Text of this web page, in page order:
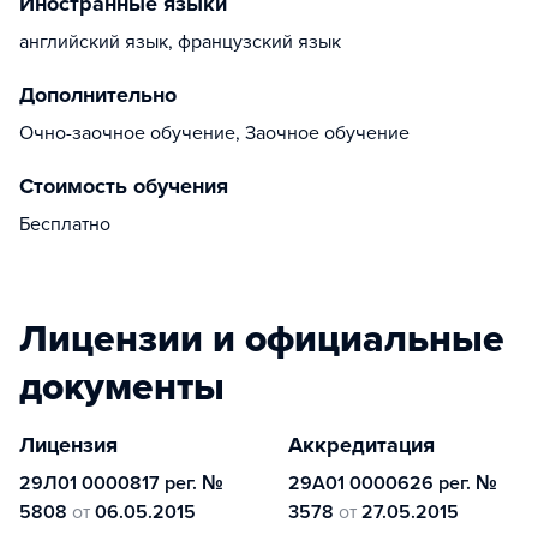
английский язык, французский язык
Дополнительно
Очно-заочное обучение, Заочное обучение
Стоимость обучения
Бесплатно
Лицензии и официальные
документы
Лицензия
29Л01 0000817 рег. №
5808 от 06.05.2015
Аккредитация
29А01 0000626 рег. №
3578 от 27.05.2015